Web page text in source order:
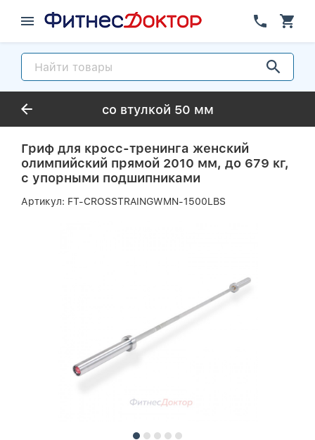
со втулкой 50 мм
Гриф для кросс-тренинга женский
олимпийский прямой 2010 мм, до 679 кг,
с упорными подшипниками
Артикул: FT-CROSSTRAINGWMN-1500LBS